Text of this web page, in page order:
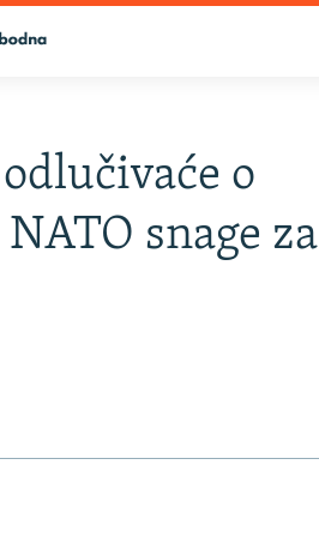
o
snage za